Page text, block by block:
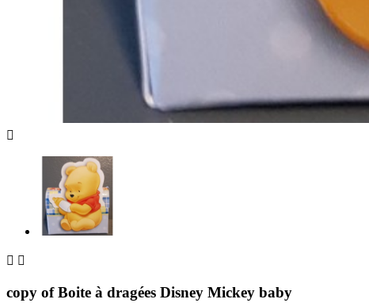

 
copy of Boite à dragées Disney Mickey baby